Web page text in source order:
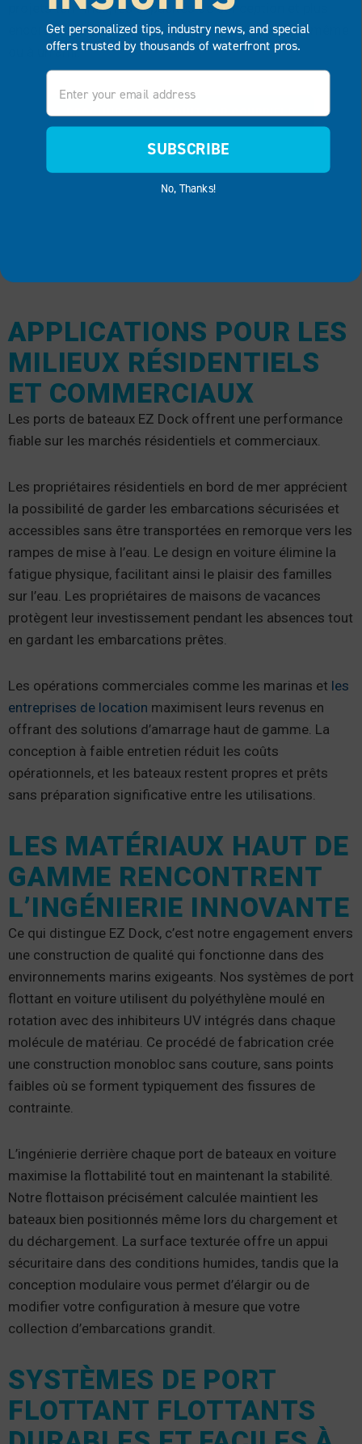
projets terminés, les capacités de conception et plus
encore. Envoyez-le facilement par courriel à vous-même
ou à un ami.
APPLICATIONS POUR LES
MILIEUX RÉSIDENTIELS
ET COMMERCIAUX
Les ports de bateaux EZ Dock offrent une performance
fiable sur les marchés résidentiels et commerciaux.
Les propriétaires résidentiels en bord de mer apprécient
la possibilité de garder les embarcations sécurisées et
accessibles sans être transportées en remorque vers les
rampes de mise à l’eau. Le design en voiture élimine la
fatigue physique, facilitant ainsi le plaisir des familles
sur l’eau. Les propriétaires de maisons de vacances
protègent leur investissement pendant les absences tout
en gardant les embarcations prêtes.
Les opérations commerciales comme les marinas et les
entreprises de location maximisent leurs revenus en
offrant des solutions d’amarrage haut de gamme. La
conception à faible entretien réduit les coûts
opérationnels, et les bateaux restent propres et prêts
sans préparation significative entre les utilisations.
LES MATÉRIAUX HAUT DE
GAMME RENCONTRENT
L’INGÉNIERIE INNOVANTE
Ce qui distingue EZ Dock, c’est notre engagement envers
une construction de qualité qui fonctionne dans des
environnements marins exigeants. Nos systèmes de port
flottant en voiture utilisent du polyéthylène moulé en
rotation avec des inhibiteurs UV intégrés dans chaque
molécule de matériau. Ce procédé de fabrication crée
une construction monobloc sans couture, sans points
faibles où se forment typiquement des fissures de
contrainte.
L’ingénierie derrière chaque port de bateaux en voiture
maximise la flottabilité tout en maintenant la stabilité.
Notre flottaison précisément calculée maintient les
bateaux bien positionnés même lors du chargement et
du déchargement. La surface texturée offre un appui
sécuritaire dans des conditions humides, tandis que la
conception modulaire vous permet d’élargir ou de
modifier votre configuration à mesure que votre
collection d’embarcations grandit.
SYSTÈMES DE PORT
FLOTTANT FLOTTANTS
Get personalized tips, industry news, and special
offers trusted by thousands of waterfront pros.
Email
SUBSCRIBE
No, Thanks!